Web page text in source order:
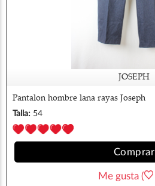
JOSEPH
Pantalon hombre lana rayas Joseph
Talla: 54
Comprar
Me gusta (